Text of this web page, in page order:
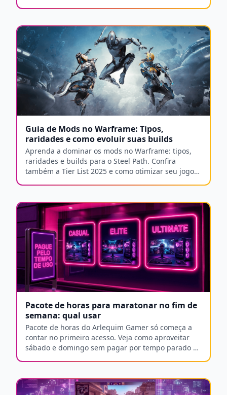
Guia de Mods no Warframe: Tipos,
raridades e como evoluir suas builds
Aprenda a dominar os mods no Warframe: tipos,
raridades e builds para o Steel Path. Confira
também a Tier List 2025 e como otimizar seu jogo
Pacote de horas para maratonar no fim de
semana: qual usar
Pacote de horas do Arlequim Gamer só começa a
contar no primeiro acesso. Veja como aproveitar
sábado e domingo sem pagar por tempo parado à